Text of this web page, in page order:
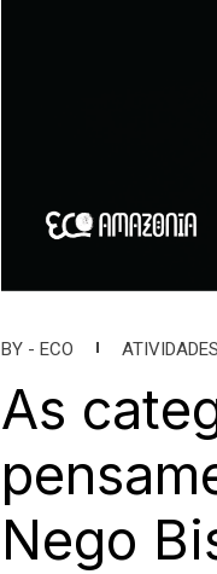
BY - ECO ATIVIDADES
As
Nego